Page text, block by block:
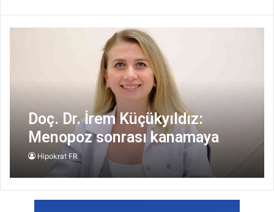
Doç. Dr. İrem Küçükyıldız:
Menopoz sonrası kanamaya
dikkat
Hipokrat FR